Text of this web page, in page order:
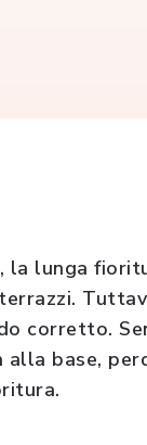
la lunga
corretto.
base,